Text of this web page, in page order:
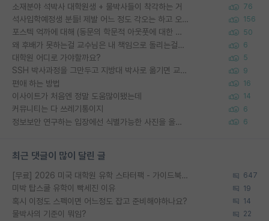
소재분야 석박사 대학원생 + 물박사들이 착각하는 거 76
석사입학예정생 분들! 제발 어느 정도 각오는 하고 오세요. 156
포스텍 억까에 대해 (동문의 학문적 아웃풋에 대한 반박) 50
왜 후배가 못하는걸 교수님은 내 책임으로 돌리는걸까요? 6
대학원 어디로 가야할까요? 5
SSH 박사과정을 그만두고 지방대 박사로 옮기면 교수의 꿈은 끝일까요? 9
편애 하는 방법 16
이사이트가 처음엔 정말 도움많이됐는데 14
커뮤니티는 다 쓰레기통이지 6
정보보안 연구하는 입장에선 식별가능한 사진을 올리는건 비추이긴함 6
최근 댓글이 많이 달린 글
[무료] 2026 미국 대학원 유학 스타터팩 - 가이드북 & 합격자 컨택메일 템플릿 647
미박 탑스쿨 유학이 빡세진 이유 19
혹시 이정도 스펙이면 어느정도 잡고 준비해야하나요? 14
물박사의 기준이 뭐임? 22